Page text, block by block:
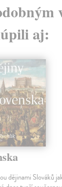
aj:
dějinami Slováků